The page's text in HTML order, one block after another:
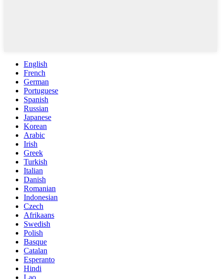
English
French
German
Portuguese
Spanish
Russian
Japanese
Korean
Arabic
Irish
Greek
Turkish
Italian
Danish
Romanian
Indonesian
Czech
Afrikaans
Swedish
Polish
Basque
Catalan
Esperanto
Hindi
Lao